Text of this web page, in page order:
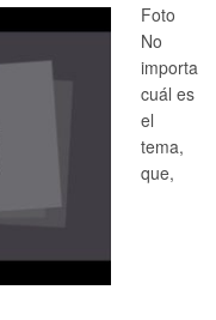
Foto
No
importa
cuál es
el
tema,
que,